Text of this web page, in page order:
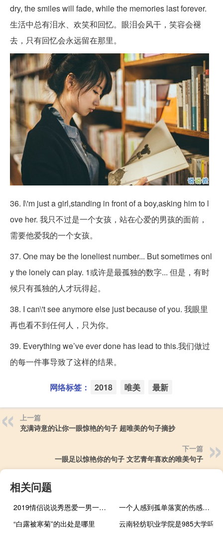
dry, the smiles will fade, while the memories last forever.
生活中总有泪水、欢笑和回忆。眼泪会风干，笑容会褪
去，只有回忆会永远留在那里。
36. I\'m just a girl,standing in front of a boy,asking him to l
ove her. 我只不过是一个女孩，站在心爱的男孩的面前，
需要他爱我的一个女孩。
37. One may be the loneliest number... But sometimes onl
y the lonely can play. 1或许是最孤独的数字... 但是，有时
候只有孤独的人才玩得起。
38. I can\'t see anymore else just because of you. 我眼里
再也看不到任何人，只为你。
39. Everything we’ve ever done has lead to this.我们做过
的每一件事导致了这样的结果。
网络标签： 2018 唯美 最新
上一篇
充满诗意的让你一眼惊艳的句子 超唯美的句子摘抄
下一篇
一眼足以惊艳你的句子 文艺青年喜欢的唯美句子
相关问题
2019情侣说说秀恩爱一男一女 不离不弃的情侣说说幸福简短
一个人感到孤单落寞的伤感说说 给那些在爱情中受过伤的人
“白露被寒菊”的出处是哪里
云南轻纺职业学院是985大学吗